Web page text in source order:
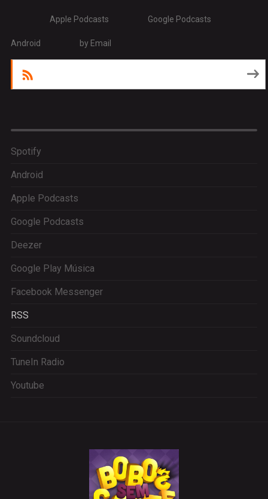
Apple Podcasts Google Podcasts
Android by Email
Spotify
Android
Apple Podcasts
Google Podcasts
Deezer
Google Play Música
Facebook Messenger
RSS
Soundcloud
TuneIn Radio
Youtube